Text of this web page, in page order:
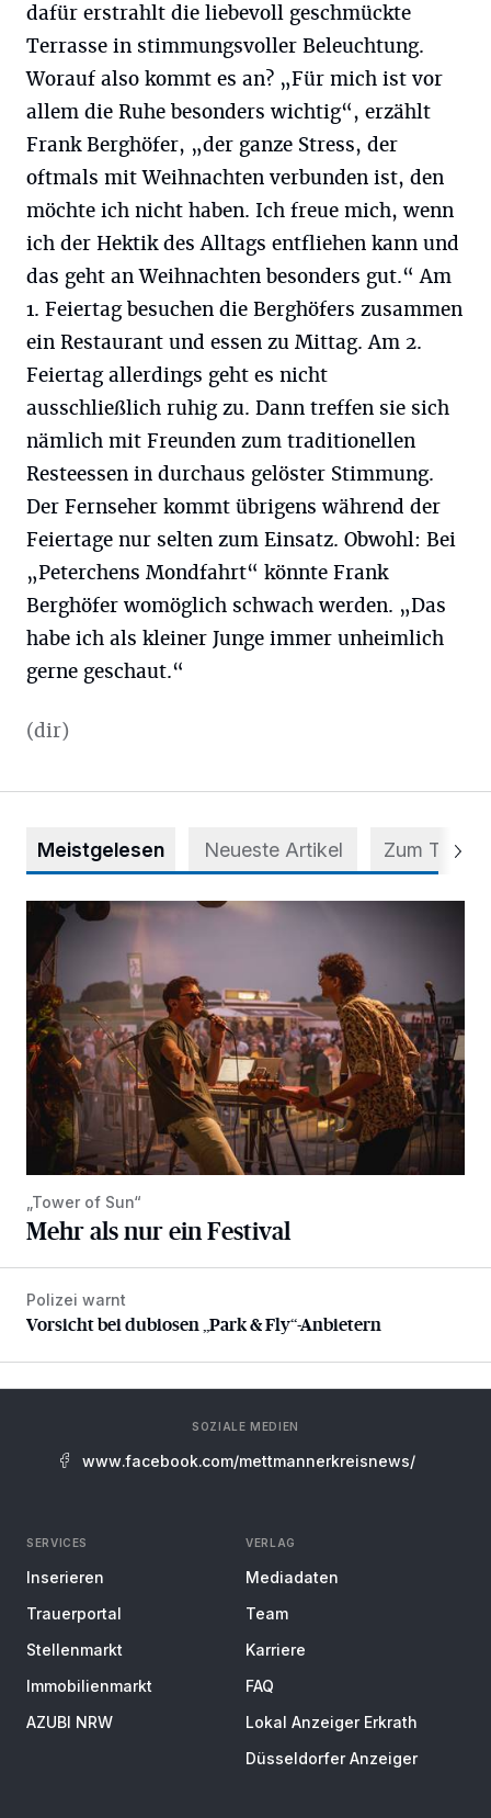
dafür erstrahlt die liebevoll geschmückte
Terrasse in stimmungsvoller Beleuchtung.
Worauf also kommt es an? „Für mich ist vor
allem die Ruhe besonders wichtig“, erzählt
Frank Berghöfer, „der ganze Stress, der
oftmals mit Weihnachten verbunden ist, den
möchte ich nicht haben. Ich freue mich, wenn
ich der Hektik des Alltags entfliehen kann und
das geht an Weihnachten besonders gut.“ Am
1. Feiertag besuchen die Berghöfers zusammen
ein Restaurant und essen zu Mittag. Am 2.
Feiertag allerdings geht es nicht
ausschließlich ruhig zu. Dann treffen sie sich
nämlich mit Freunden zum traditionellen
Resteessen in durchaus gelöster Stimmung.
Der Fernseher kommt übrigens während der
Feiertage nur selten zum Einsatz. Obwohl: Bei
„Peterchens Mondfahrt“ könnte Frank
Berghöfer womöglich schwach werden. „Das
habe ich als kleiner Junge immer unheimlich
gerne geschaut.“
(dir)
Meistgelesen Neueste Artikel Zum Thema
Mehr als nur ein Festival
„Tower of Sun“
Mehr als nur ein Festival
Vorsicht bei dubiosen „Park & Fly“-Anbietern
Polizei warnt
Vorsicht bei dubiosen „Park & Fly“-Anbietern
SOZIALE MEDIEN
www.facebook.com/mettmannerkreisnews/
SERVICES
Inserieren
Trauerportal
Stellenmarkt
Immobilienmarkt
AZUBI NRW
VERLAG
Mediadaten
Team
Karriere
FAQ
Lokal Anzeiger Erkrath
Düsseldorfer Anzeiger